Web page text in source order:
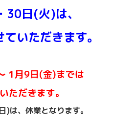
30日(火)は、
いただきます。
1月9日(金)までは
ただきます。
は、休業となります。